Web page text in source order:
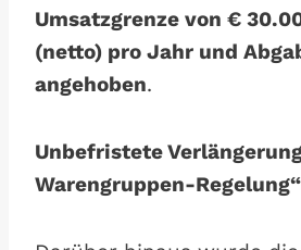
Umsatzgrenze von €
(netto) pro Jahr und
angehoben.
Unbefristete
Warengruppen-Regelung“